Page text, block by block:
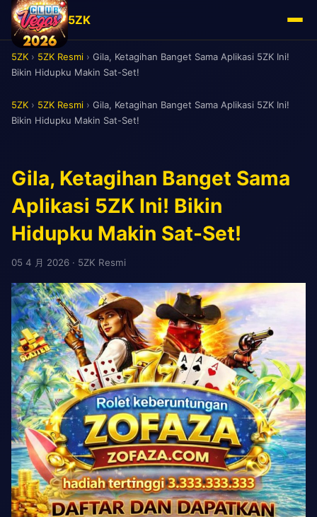
5ZK
5ZK › 5ZK Resmi › Gila, Ketagihan Banget Sama Aplikasi 5ZK Ini!
Bikin Hidupku Makin Sat-Set!
5ZK › 5ZK Resmi › Gila, Ketagihan Banget Sama Aplikasi 5ZK Ini!
Bikin Hidupku Makin Sat-Set!
Gila, Ketagihan Banget Sama
Aplikasi 5ZK Ini! Bikin
Hidupku Makin Sat-Set!
05 4 月 2026 · 5ZK Resmi